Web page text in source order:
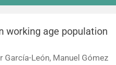
working age population
García-León, Manuel Gómez